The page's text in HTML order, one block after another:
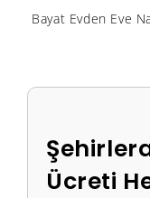
Bayat Evden Eve
Ücreti